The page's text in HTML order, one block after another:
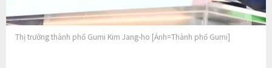
Thị trưởng thành phố Gumi Kim Jang-ho [Ảnh=Thành phố Gumi]